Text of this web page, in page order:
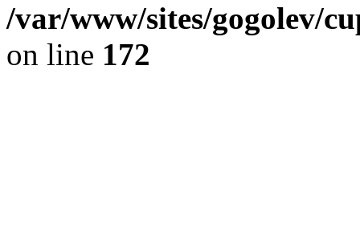
/var/www/sites/gogolev/
on line 172